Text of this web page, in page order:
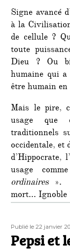
Signe avancé
à la
de cellule ?
toute
Dieu ? Ou
humaine qui
être humain
Mais le pire,
usage que
traditionnels
occidentale, et
d’Hippocrate,
usage
ordinaires».
mort… Ignoble
Publié
le
Publié le 22 janvier
Pepsi et